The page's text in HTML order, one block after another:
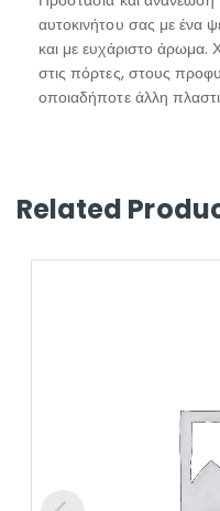
αυτοκινήτου σας με ένα
και με ευχάριστο άρωμα.
στις πόρτες, στους
οποιαδήποτε άλλη
Related